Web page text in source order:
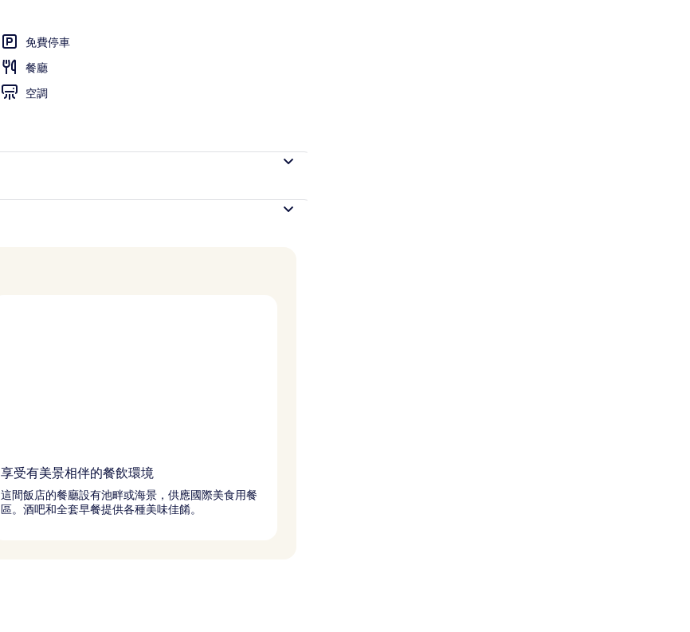
免費停車
餐廳
空調
享受有美景相伴的餐飲環境
這間飯店的餐廳設有池畔或海景，供應國際美食用餐
區。酒吧和全套早餐提供各種美味佳餚。